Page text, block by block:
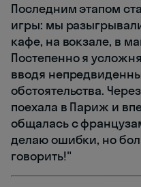
Последним этапом
игры: мы
кафе, на вокзале, в
Постепенно я
вводя
обстоятельства.
поехала в Париж и
общалась с
делаю ошибки, но
говорить!"